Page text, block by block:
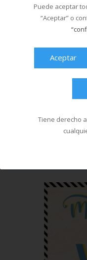
Última
Puede aceptar
“Aceptar” o
Aceptar
Tiene derecho